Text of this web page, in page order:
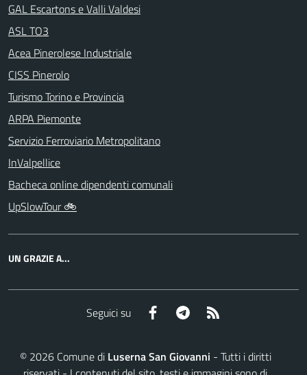
GAL Escartons e Valli Valdesi
ASL TO3
Acea Pinerolese Industriale
CISS Pinerolo
Turismo Torino e Provincia
ARPA Piemonte
Servizio Ferroviario Metropolitano
InValpellice
Bacheca online dipendenti comunali
UpSlowTour 🚲
UN GRAZIE A...
Seguici su Facebook Telegram
© 2026Comune di Luserna San Giovanni - Tutti i diritti